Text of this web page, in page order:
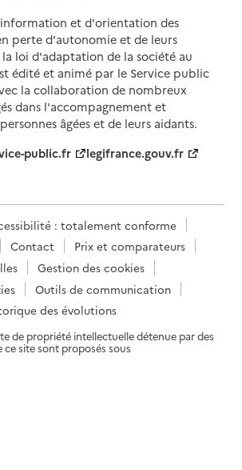
et d'orientation des
perte d'autonomie et de leurs
loi d'adaptation de la société au
édité et animé par le Service public
la collaboration de nombreux
dans l'accompagnement et
âgées et de leurs aidants.
public.fr
legifrance.gouv.fr
: totalement conforme
Contact
Prix et comparateurs
Gestion des cookies
Outils de communication
des évolutions
de propriété intellectuelle détenue par des
ce site sont proposés sous